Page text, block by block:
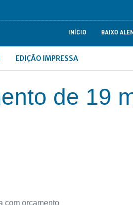
INÍCIO BAIXO
EDIÇÃO IMPRESSA
de 19